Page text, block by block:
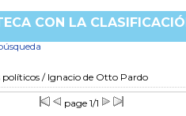
CON LA
políticos/ Ignacio de Otto Pardo
page 1/1